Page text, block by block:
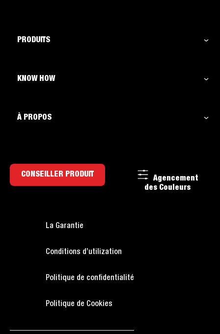
PRODUITS
KNOW HOW
À PROPOS
CONSEILLER PRODUIT
Agencement
des Couleurs
La Garantie
Conditions d’utilization
Politique de confidentialité
Politique de Cookies